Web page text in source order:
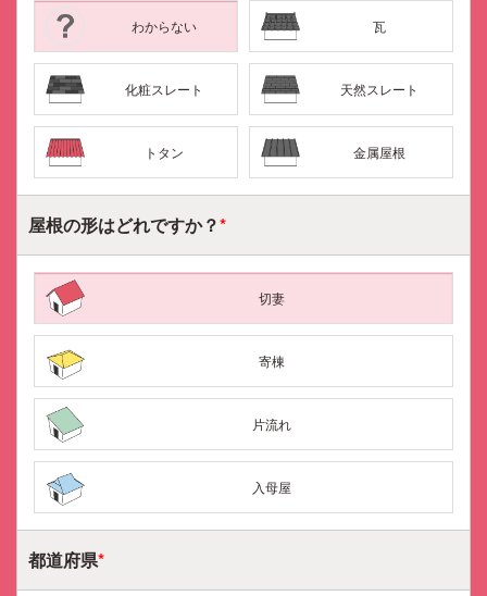
わからない 瓦
化粧スレート 天然スレート
トタン 金属屋根
屋根の形はどれですか？*
切妻
寄棟
片流れ
入母屋
都道府県*